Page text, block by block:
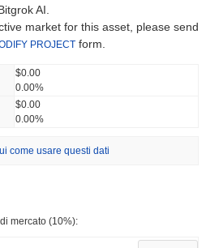
AI.
market for this asset, please send
PROJECT form.
$0.00
0.00%
$0.00
0.00%
come usare questi dati
mercato (10%):